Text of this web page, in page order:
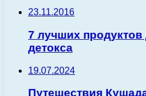
23.11.2016
7 лучших продуктов
детокса
19.07.2024
Путешествия